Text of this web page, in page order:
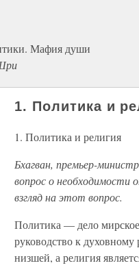
Мафия души
1. Политика и
1. Политика и религия
Бхагван, премьер-
вопрос о
взгляд на этот вопрос.
Политика — дело
руководство к духовному
низшей, а религия